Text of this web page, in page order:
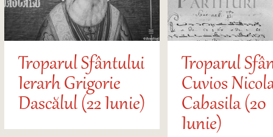
Troparul Sfântului
Ierarh Grigorie
Dascălul (22 Iunie)
Troparul
Cuvios
Cabasila (20
Iunie)